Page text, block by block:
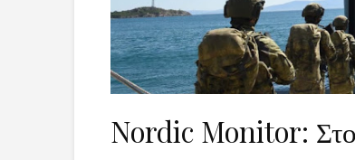
Nordic Monitor: Στο